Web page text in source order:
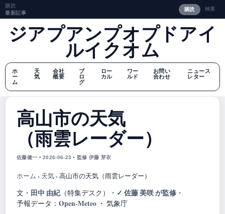
購読
最新記事
購読 検索
ジアプアンプオプドアイ
ルイクオム
ホ
ー
ム
天
気
会社
概要
ブ
ロ
グ
ロー
カル
ワー
ルド
お問い
合わせ
ニュース
レター
高山市の天気
（雨雲レーダー）
佐藤健一 • 2026-06-23 • 監修 伊藤 芽衣
ホーム › 天気›高山市の天気（雨雲レーダー）
文・ 田中 由紀（特集デスク） ・ 佐藤 美咲 が監修 ・
予報データ： Open-Meteo ・ 気象庁